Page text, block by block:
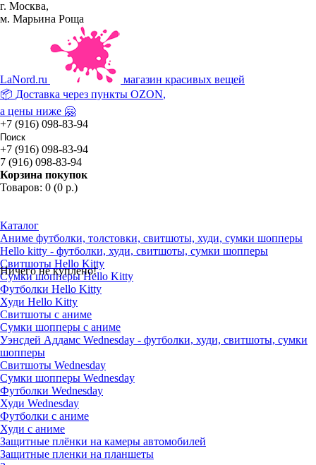
г. Москва,
м. Марьина Роща
LaNord.ru
магазин красивых вещей
📦 Доставка через пункты OZON,
а цены ниже 🤗
+7 (916) 098-83-94
+7 (916) 098-83-94
7 (916) 098-83-94
Корзина покупок
Товаров: 0 (0 р.)
Ничего не куплено!
Каталог
Аниме футболки, толстовки, свитшоты, худи, сумки шопперы
Hello kitty - футболки, худи, свитшоты, сумки шопперы
Свитшоты Hello Kitty
Сумки шопперы Hello Kitty
Футболки Hello Kitty
Худи Hello Kitty
Свитшоты с аниме
Сумки шопперы с аниме
Уэнсдей Аддамс Wednesday - футболки, худи, свитшоты, сумки
шопперы
Свитшоты Wednesday
Сумки шопперы Wednesday
Футболки Wednesday
Худи Wednesday
Футболки с аниме
Худи с аниме
Защитные плёнки на камеры автомобилей
Защитные пленки на планшеты